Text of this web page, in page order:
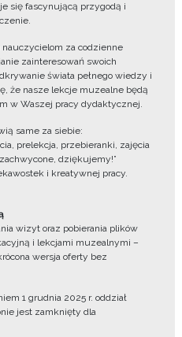
się fascynującą przygodą i
za codzienne
zainteresowań swoich
świata pełnego wiedzy i
że nasze lekcje muzealne będą
w Waszej pracy dydaktycznej.
same za siebie:
prelekcja, przebieranki, zajęcia
dziękujemy!”
i kreatywnej pracy.
wizyt oraz pobierania plików
i lekcjami muzealnymi –
wersja oferty bez
1 grudnia 2025 r. oddział
jest zamknięty dla